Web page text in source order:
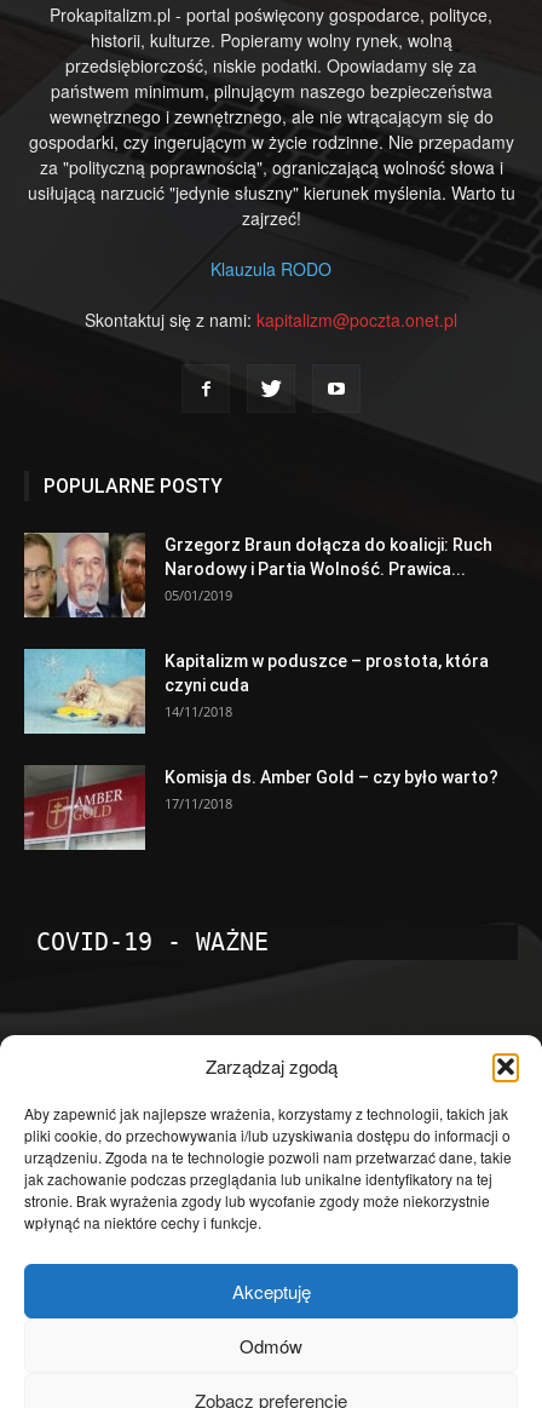
Zarządzaj zgodą
Aby zapewnić jak najlepsze wrażenia, korzystamy z technologii, takich jak
pliki cookie, do przechowywania i/lub uzyskiwania dostępu do informacji o
urządzeniu. Zgoda na te technologie pozwoli nam przetwarzać dane, takie
jak zachowanie podczas przeglądania lub unikalne identyfikatory na tej
stronie. Brak wyrażenia zgody lub wycofanie zgody może niekorzystnie
wpłynąć na niektóre cechy i funkcje.
Akceptuję
Odmów
Zobacz preferencje
Prokapitalizm.pl - portal poświęcony gospodarce, polityce,
historii, kulturze. Popieramy wolny rynek, wolną
przedsiębiorczość, niskie podatki. Opowiadamy się za
państwem minimum, pilnującym naszego bezpieczeństwa
wewnętrznego i zewnętrznego, ale nie wtrącającym się do
gospodarki, czy ingerującym w życie rodzinne. Nie przepadamy
za "polityczną poprawnością", ograniczającą wolność słowa i
usiłującą narzucić "jedynie słuszny" kierunek myślenia. Warto tu
zajrzeć!
Klauzula RODO
Skontaktuj się z nami: kapitalizm@poczta.onet.pl
POPULARNE POSTY
Grzegorz Braun dołącza do koalicji: Ruch
Narodowy i Partia Wolność. Prawica...
05/01/2019
Kapitalizm w poduszce – prostota, która
czyni cuda
14/11/2018
Komisja ds. Amber Gold – czy było warto?
17/11/2018
COVID-19 - WAŻNE
Temat dnia
4601
Publicystyka
4363
Polityka
3639
Polska
Społeczeństwo
2823